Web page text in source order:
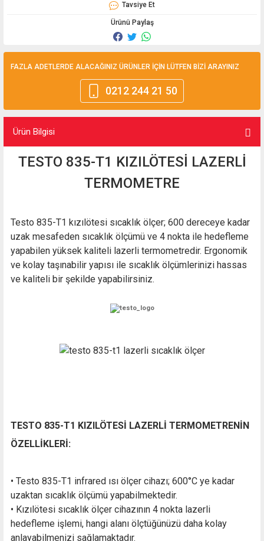
Tavsiye Et
Ürünü Paylaş
FAZLA ADETLERDE ALACAĞINIZ ÜRÜNLER İÇİN LÜTFEN BİZİ ARAYINIZ
0212 244 21 50
Ürün Bilgisi
TESTO 835-T1 KIZILÖTESİ LAZERLİ
TERMOMETRE
Testo 835-T1 kızılötesi sıcaklık ölçer; 600 dereceye kadar
uzak mesafeden sıcaklık ölçümü ve 4 nokta ile hedefleme
yapabilen yüksek kaliteli lazerli termometredir. Ergonomik
ve kolay taşınabilir yapısı ile sıcaklık ölçümlerinizi hassas
ve kaliteli bir şekilde yapabilirsiniz.
TESTO 835-T1 KIZILÖTESİ LAZERLİ TERMOMETRENİN
ÖZELLİKLERİ:
• Testo 835-T1 infrared ısı ölçer cihazı; 600°C ye kadar
uzaktan sıcaklık ölçümü yapabilmektedir.
• Kızılötesi sıcaklık ölçer cihazının 4 nokta lazerli
hedefleme işlemi, hangi alanı ölçtüğünüzü daha kolay
anlayabilmenizi sağlamaktadır.